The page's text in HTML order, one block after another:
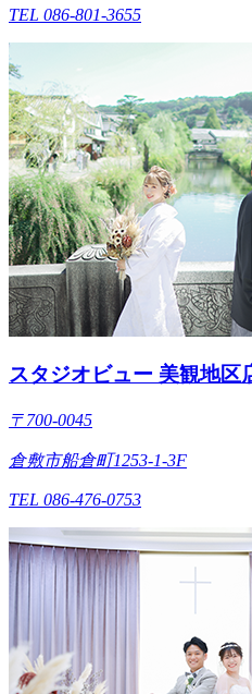
TEL 086-801-3655
スタジオビュー 美観地区
〒700-0045
倉敷市船倉町1253-1-3F
TEL 086-476-0753